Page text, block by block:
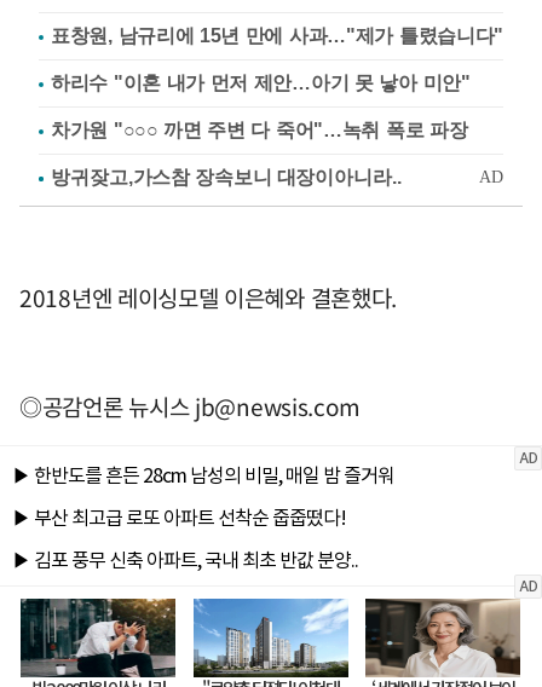
표창원, 남규리에 15년 만에 사과…"제가 틀렸습니다"
하리수 "이혼 내가 먼저 제안…아기 못 낳아 미안"
차가원 "○○○ 까면 주변 다 죽어"…녹취 폭로 파장
2018년엔 레이싱모델 이은혜와 결혼했다.
◎공감언론 뉴시스jb@newsis.com